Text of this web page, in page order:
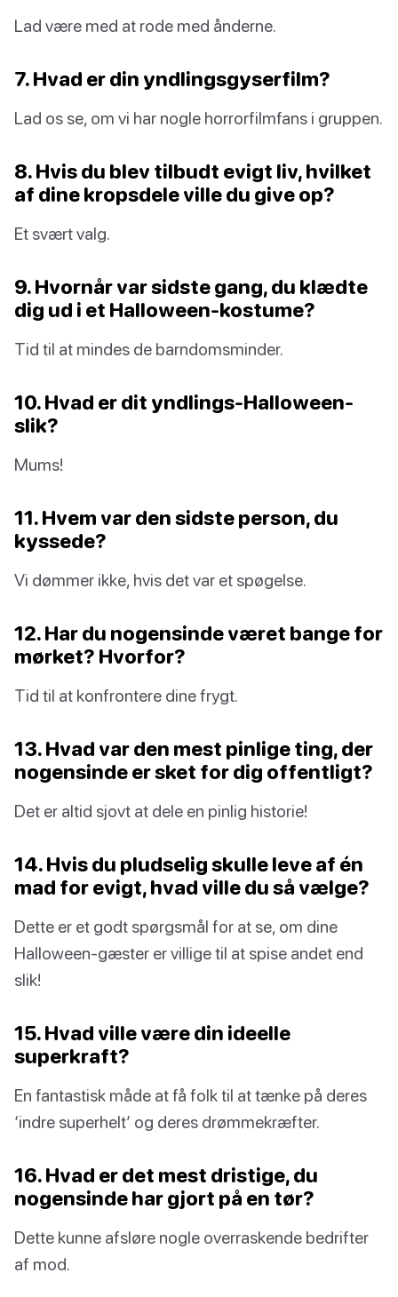
Lad være med at rode med ånderne.
7. Hvad er din yndlingsgyserfilm?
Lad os se, om vi har nogle horrorfilmfans i gruppen.
8. Hvis du blev tilbudt evigt liv, hvilket
af dine kropsdele ville du give op?
Et svært valg.
9. Hvornår var sidste gang, du klædte
dig ud i et Halloween-kostume?
Tid til at mindes de barndomsminder.
10. Hvad er dit yndlings-Halloween-
slik?
Mums!
11. Hvem var den sidste person, du
kyssede?
Vi dømmer ikke, hvis det var et spøgelse.
12. Har du nogensinde været bange for
mørket? Hvorfor?
Tid til at konfrontere dine frygt.
13. Hvad var den mest pinlige ting, der
nogensinde er sket for dig offentligt?
Det er altid sjovt at dele en pinlig historie!
14. Hvis du pludselig skulle leve af én
mad for evigt, hvad ville du så vælge?
Dette er et godt spørgsmål for at se, om dine
Halloween-gæster er villige til at spise andet end
slik!
15. Hvad ville være din ideelle
superkraft?
En fantastisk måde at få folk til at tænke på deres
‘indre superhelt’ og deres drømmekræfter.
16. Hvad er det mest dristige, du
nogensinde har gjort på en tør?
Dette kunne afsløre nogle overraskende bedrifter
af mod.